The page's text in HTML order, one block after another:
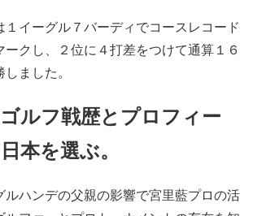
１イーグル７バーディでコースレコード
ークし、２位に４打差をつけて通算１６
ました。
ルフ戦歴とプロフィー
本を選ぶ。
ルハンデの父親の影響で宮里藍プロの活